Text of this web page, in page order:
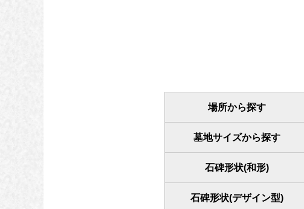
場所から探す
墓地サイズから探す
石碑形状(和形)
石碑形状(デザイン型)